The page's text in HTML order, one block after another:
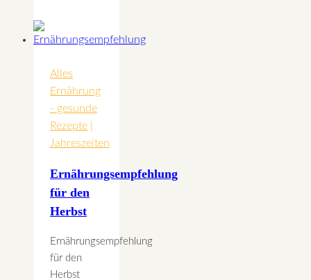
Alles
Ernährung
- gesunde
Rezepte
Jahreszeiten
Ernährungsempfehlung
für den
Herbst
Ernährungsempfehlung
für den
Herbst